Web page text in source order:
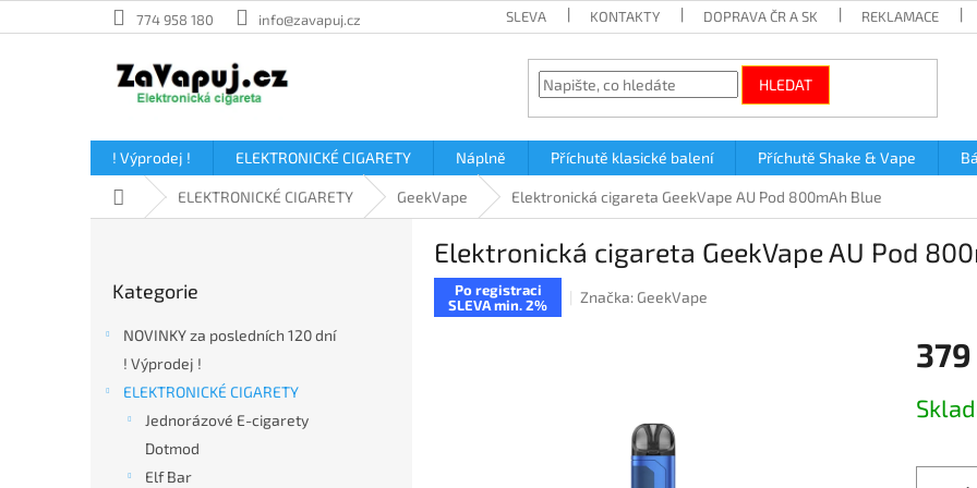
na
774 958 180 info@zavapuj.cz SLEVA KONTAKTY DOPRAVA ČR A SK REKLAMACE
HLEDAT
! Výprodej ! ELEKTRONICKÉ CIGARETY Náplně Příchutě klasické balení Příchutě Shake & Vape
Domů ELEKTRONICKÉ CIGARETY GeekVape Elektronická cigareta GeekVape AU Pod 800mAh Blue
kategorie
Kategorie
NOVINKY za posledních 120 dní
! Výprodej !
ELEKTRONICKÉ CIGARETY
Jednorázové E-cigarety
Dotmod
Elf Bar
Elektronická cigareta GeekVape AU Pod
Po registraci
SLEVA min. 2%
Značka: GeekVape
379
cena: